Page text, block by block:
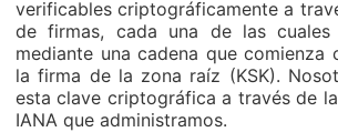
verificables criptográficamente a
de firmas, cada una de las cuales
mediante una cadena que comienza
la firma de la zona raíz (KSK).
esta clave criptográfica a través de
IANA que administramos.